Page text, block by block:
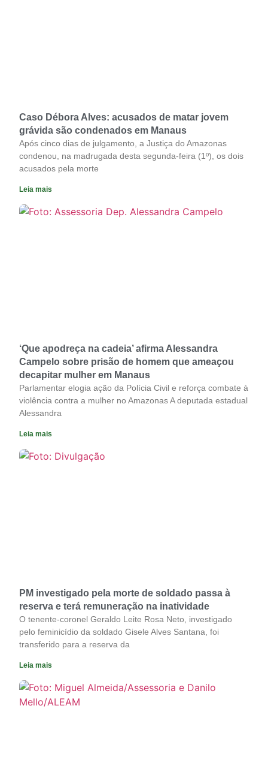
Caso Débora Alves: acusados de matar jovem
grávida são condenados em Manaus
Após cinco dias de julgamento, a Justiça do Amazonas
condenou, na madrugada desta segunda-feira (1º), os dois
acusados pela morte
Leia mais
‘Que apodreça na cadeia’ afirma Alessandra
Campelo sobre prisão de homem que ameaçou
decapitar mulher em Manaus
Parlamentar elogia ação da Polícia Civil e reforça combate à
violência contra a mulher no Amazonas A deputada estadual
Alessandra
Leia mais
PM investigado pela morte de soldado passa à
reserva e terá remuneração na inatividade
O tenente-coronel Geraldo Leite Rosa Neto, investigado
pelo feminicídio da soldado Gisele Alves Santana, foi
transferido para a reserva da
Leia mais